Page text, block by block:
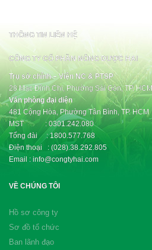
THÔNG TIN LIÊN HỆ
CÔNG TY CỔ PHẦN NÔNG DƯỢC HAI
Trụ sở chính – Viện NC & PTSP
28 Mạc Đĩnh Chi, Phường Sài Gòn, TP. HCM
Văn phòng đại diện
481 Cộng Hòa, Phường Tân Bình, TP. HCM
MST : 0301.242.080
Tổng đài : 1800.577.768
Điện thoại : (028).38.292.805
Email : info@congtyhai.com
VỀ CHÚNG TÔI
Hồ sơ công ty
Sơ đồ tổ chức
Ban lãnh đạo